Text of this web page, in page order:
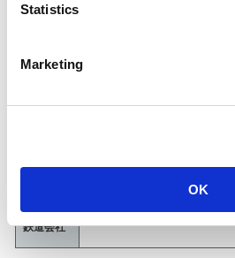
Statistics
Marketing
OK
度一日平
順位から除いております。
のりかえ
鉄道会社